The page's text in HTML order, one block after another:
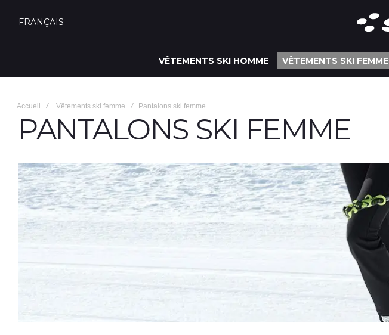
FRANÇAIS
VÊTEMENTS SKI HOMME VÊTEMENTS SKI FEMME
Accueil Vêtements ski femme Pantalons ski femme
PANTALONS SKI FEMME